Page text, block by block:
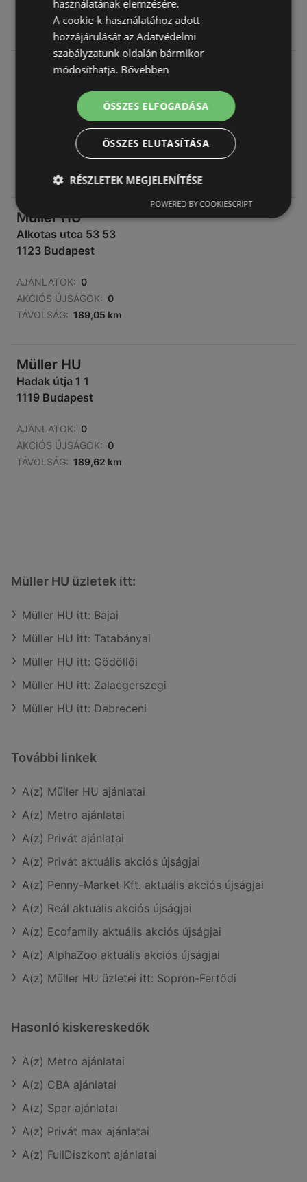
AKCIÓS ÚJSÁGOK: 0
TÁVOLSÁG: 176,86 km
Müller HU
2092 Budakeszi
0
AKCIÓS ÚJSÁGOK:
Müller HU
Alkotas utca 53 53
1123 Budapest
AJÁNLATOK: 0
AKCIÓS ÚJSÁGOK: 0
TÁVOLSÁG: 189,05 km
Müller HU
Hadak útja 1 1
1119 Budapest
AJÁNLATOK: 0
AKCIÓS ÚJSÁGOK: 0
TÁVOLSÁG: 189,62 km
Müller HU üzletek itt:
Müller HU itt: Bajai
Müller HU itt: Tatabányai
Müller HU itt: Gödöllői
Müller HU itt: Zalaegerszegi
Müller HU itt: Debreceni
További linkek
A(z) Müller HU ajánlatai
A(z) Metro ajánlatai
A(z) Privát ajánlatai
A(z) Privát aktuális akciós újságjai
A(z) Penny-Market Kft. aktuális akciós újságjai
A(z) Reál aktuális akciós újságjai
A(z) Ecofamily aktuális akciós újságjai
A(z) AlphaZoo aktuális akciós újságjai
A(z) Müller HU üzletei itt: Sopron-Fertődi
Hasonló kiskereskedők
A(z) Metro ajánlatai
A(z) CBA ajánlatai
A(z) Spar ajánlatai
A(z) Privát max ajánlatai
A(z) FullDiszkont ajánlatai
használatának elemzésére.
A cookie-k használatához adott
hozzájárulását az Adatvédelmi
szabályzatunk oldalán bármikor
módosíthatja. Bővebben
ÖSSZES ELFOGADÁSA
ÖSSZES ELUTASÍTÁSA
RÉSZLETEK MEGJELENÍTÉSE
POWERED BY COOKIESCRIPT